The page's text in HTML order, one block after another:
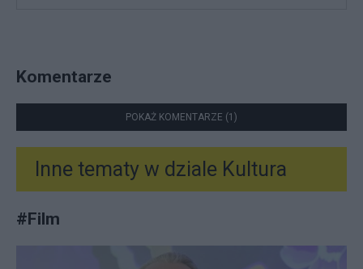
Komentarze
POKAŻ KOMENTARZE (1)
Inne tematy w dziale Kultura
#Film